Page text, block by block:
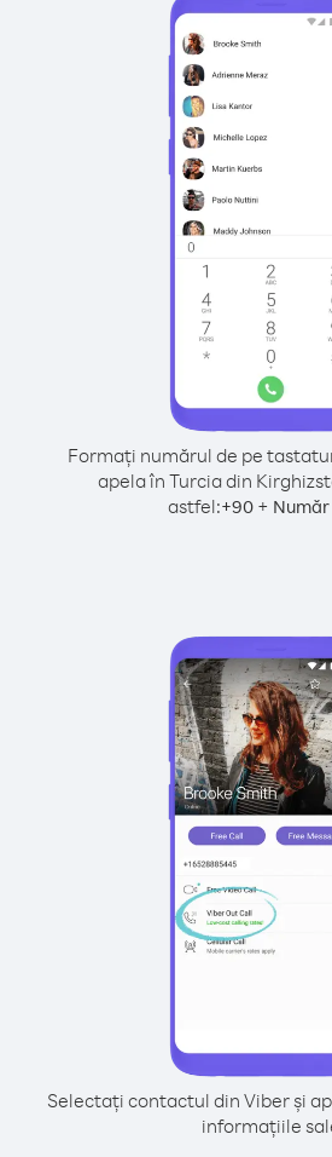
Formați numărul de pe
apela în Turcia din
astfel:+90+
Selectați contactul din Viber și
informațiile